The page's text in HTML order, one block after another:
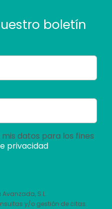
boletín
datos para los fines
privacidad
S.L.
y/o gestión de citas.